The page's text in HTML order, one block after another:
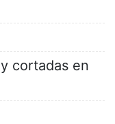
cortadas en